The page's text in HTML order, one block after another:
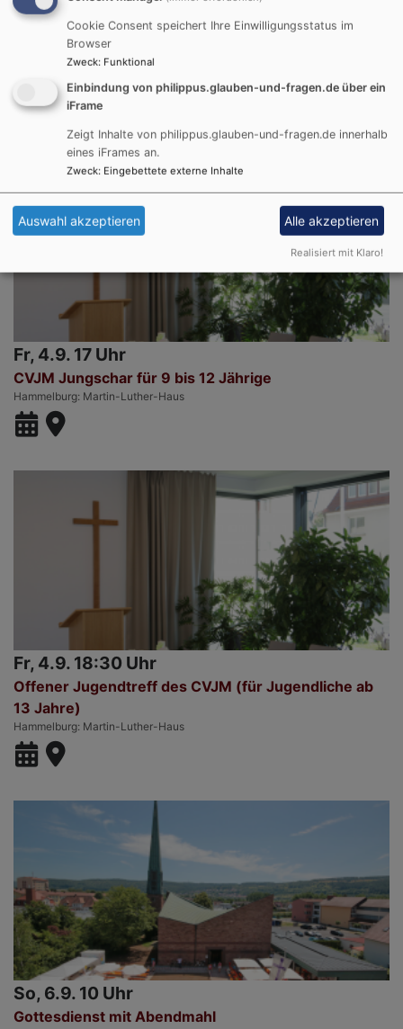
Di, 1.9. 18:30 Uhr
Gebetstreff
Hammelburg Kirche St. Michael
Fr, 4.9. 17 Uhr
CVJM Jungschar für 9 bis 12 Jährige
Hammelburg Martin-Luther-Haus
Fr, 4.9. 18:30 Uhr
Offener Jugendtreff des CVJM (für Jugendliche ab
13 Jahre)
Hammelburg Martin-Luther-Haus
So, 6.9. 10 Uhr
Gottesdienst mit Abendmahl
Cookie Consent speichert Ihre Einwilligungsstatus im
Browser
Zweck: Funktional
Einbindung von philippus.glauben-und-fragen.de über ein
iFrame
Zeigt Inhalte von philippus.glauben-und-fragen.de innerhalb
eines iFrames an.
Zweck: Eingebettete externe Inhalte
Auswahl akzeptieren Alle akzeptieren
Realisiert mit Klaro!